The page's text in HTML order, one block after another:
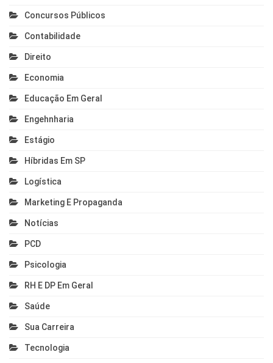
Concursos Públicos
Contabilidade
Direito
Economia
Educação Em Geral
Engehnharia
Estágio
Híbridas Em SP
Logística
Marketing E Propaganda
Notícias
PCD
Psicologia
RH E DP Em Geral
Saúde
Sua Carreira
Tecnologia